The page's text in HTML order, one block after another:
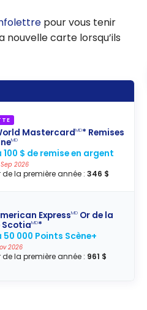
pour vous tenir
nouvelle carte lorsqu’ils
MastercardMD* Remises
MD
$ de remise en argent
2026
de la première année : 346 $
ExpressMD Or de la
ScotiaMD*
000 Points Scène+
2026
de la première année : 961 $